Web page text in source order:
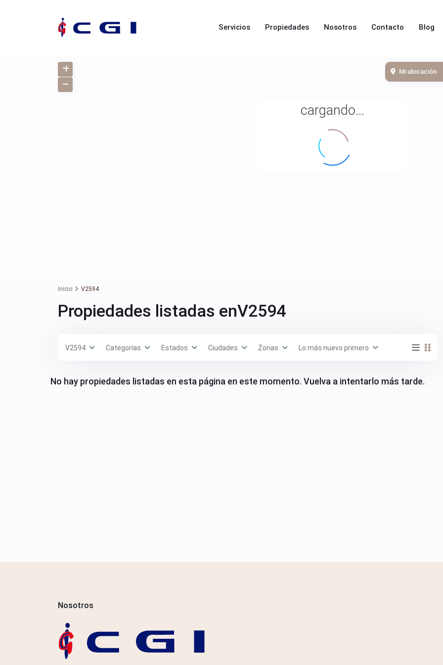
Servicios Propiedades Nosotros Contacto Blog
cargando...
Mi ubicación
Inicio V2594
Propiedades listadas enV2594
V2594 Categorías Estados Ciudades Zonas Lo más nuevo primero
No hay propiedades listadas en esta página en este momento. Vuelva a intentarlo más tarde.
Nosotros